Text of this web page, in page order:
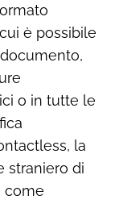
è possibile
o in tutte le
la
straniero di
come